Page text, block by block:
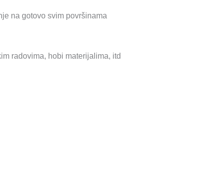
na gotovo svim površinama
radovima, hobi materijalima, itd